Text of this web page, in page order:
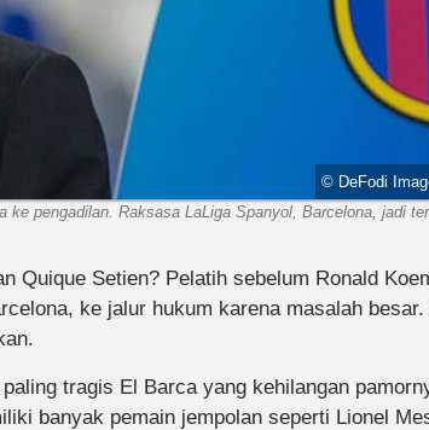
© DeFodi
ke pengadilan. Raksasa LaLiga Spanyol, Barcelona, jadi
Quique Setien? Pelatih sebelum Ronald
ke jalur hukum karena masalah
tragis El Barca yang kehilangan
banyak pemain jempolan seperti Lionel